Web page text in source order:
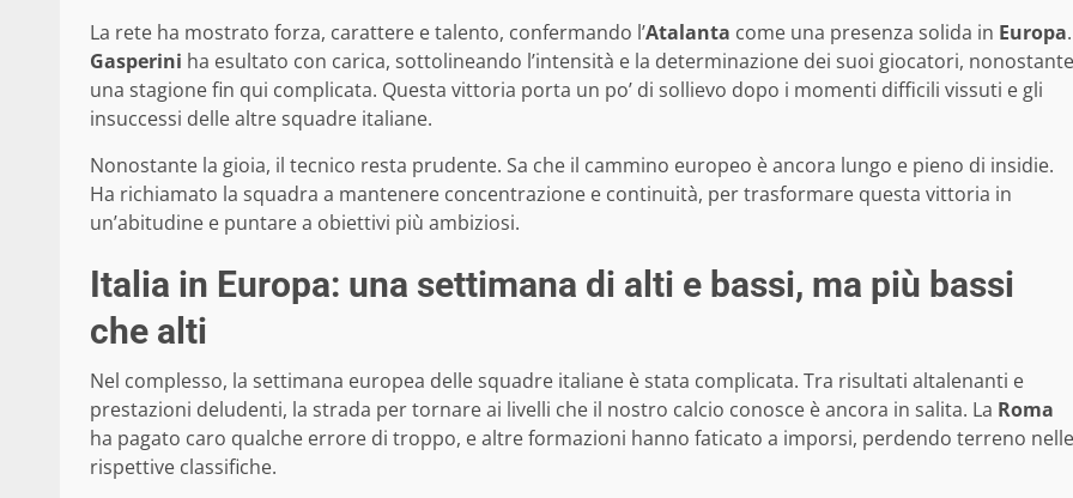
La rete ha mostrato forza, carattere e talento, confermando l’Atalanta come una presenza solida in Europa.
Gasperini ha esultato con carica, sottolineando l’intensità e la determinazione dei suoi giocatori, nonostante
una stagione fin qui complicata. Questa vittoria porta un po’ di sollievo dopo i momenti difficili vissuti e gli
insuccessi delle altre squadre italiane.
Nonostante la gioia, il tecnico resta prudente. Sa che il cammino europeo è ancora lungo e pieno di insidie.
Ha richiamato la squadra a mantenere concentrazione e continuità, per trasformare questa vittoria in
un’abitudine e puntare a obiettivi più ambiziosi.
Italia in Europa: una settimana di alti e bassi, ma più bassi
che alti
Nel complesso, la settimana europea delle squadre italiane è stata complicata. Tra risultati altalenanti e
prestazioni deludenti, la strada per tornare ai livelli che il nostro calcio conosce è ancora in salita. La Roma
ha pagato caro qualche errore di troppo, e altre formazioni hanno faticato a imporsi, perdendo terreno nelle
rispettive classifiche.